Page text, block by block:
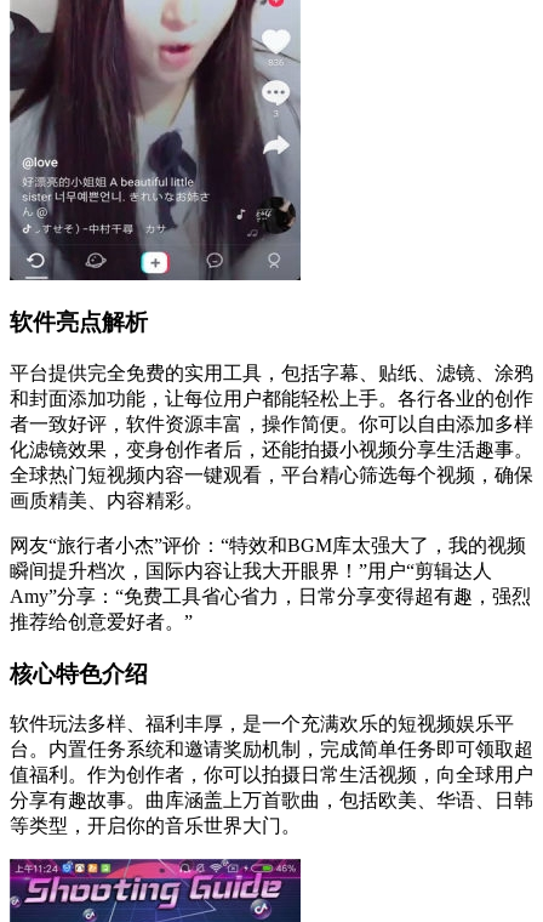
软件亮点解析
平台提供完全免费的实用工具，包括字幕、贴纸、滤镜、涂鸦
和封面添加功能，让每位用户都能轻松上手。各行各业的创作
者一致好评，软件资源丰富，操作简便。你可以自由添加多样
化滤镜效果，变身创作者后，还能拍摄小视频分享生活趣事。
全球热门短视频内容一键观看，平台精心筛选每个视频，确保
画质精美、内容精彩。
网友“旅行者小杰”评价：“特效和BGM库太强大了，我的视频
瞬间提升档次，国际内容让我大开眼界！”用户“剪辑达人
Amy”分享：“免费工具省心省力，日常分享变得超有趣，强烈
推荐给创意爱好者。”
核心特色介绍
软件玩法多样、福利丰厚，是一个充满欢乐的短视频娱乐平
台。内置任务系统和邀请奖励机制，完成简单任务即可领取超
值福利。作为创作者，你可以拍摄日常生活视频，向全球用户
分享有趣故事。曲库涵盖上万首歌曲，包括欧美、华语、日韩
等类型，开启你的音乐世界大门。